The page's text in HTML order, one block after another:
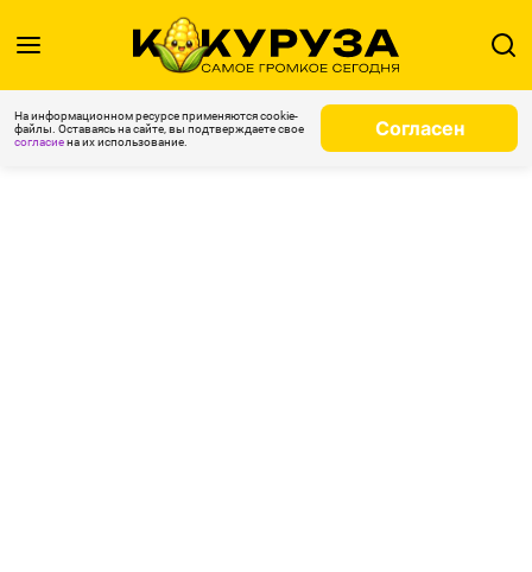
На информационном ресурсе применяются cookie-
файлы. Оставаясь на сайте, вы подтверждаете свое
согласиена их использование.
Согласен